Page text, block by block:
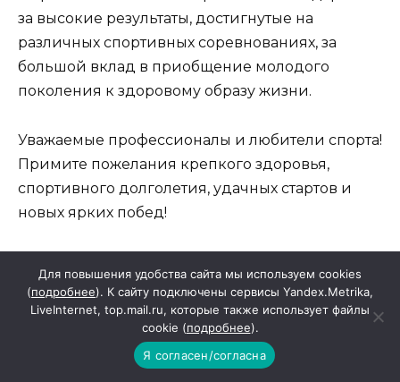
за высокие результаты, достигнутые на
различных спортивных соревнованиях, за
большой вклад в приобщение молодого
поколения к здоровому образу жизни.
Уважаемые профессионалы и любители спорта!
Примите пожелания крепкого здоровья,
спортивного долголетия, удачных стартов и
новых ярких побед!
района.
Г.И. Тоткалова, председатель Собрания
депутатов района.
Для повышения удобства сайта мы используем cookies
(подробнее). К сайту подключены сервисы Yandex.Metrika,
LiveInternet, top.mail.ru, которые также использует файлы
cookie (подробнее).
Я согласен/согласна